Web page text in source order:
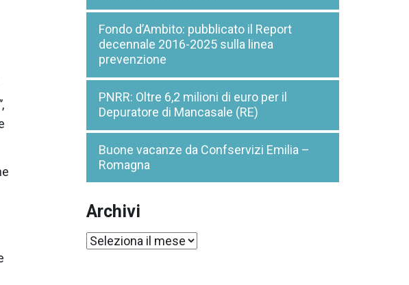
,
Fondo d’Ambito: pubblicato il Report
decennale 2016-2025 sulla linea
prevenzione
PNRR: Oltre 6,2 milioni di euro per il
Depuratore di Mancasale (RE)
Buone vacanze da Confservizi Emilia –
Romagna
Archivi
Archivi